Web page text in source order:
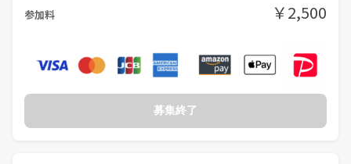
参加料 ￥2,500
募集終了